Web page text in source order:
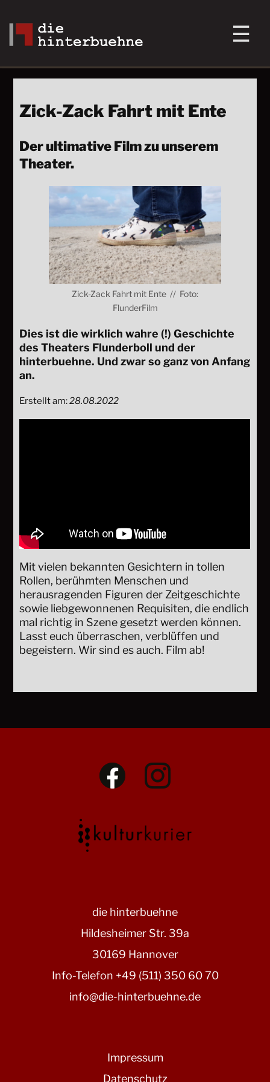
Zick-Zack Fahrt mit Ente
Der ultimative Film zu unserem
Theater.
Zick-Zack Fahrt mit Ente // Foto:
FlunderFilm
Dies ist die wirklich wahre (!) Geschichte
des Theaters Flunderboll und der
hinterbuehne. Und zwar so ganz von Anfang
an.
Erstellt am:28.08.2022
Mit vielen bekannten Gesichtern in tollen
Rollen, berühmten Menschen und
herausragenden Figuren der Zeitgeschichte
sowie liebgewonnenen Requisiten, die endlich
mal richtig in Szene gesetzt werden können.
Lasst euch überraschen, verblüffen und
begeistern. Wir sind es auch. Film ab!
die hinterbuehne
Hildesheimer Str. 39a
30169 Hannover
Info-Telefon +49 (511) 350 60 70
info@die-hinterbuehne.de
Impressum
Datenschutz